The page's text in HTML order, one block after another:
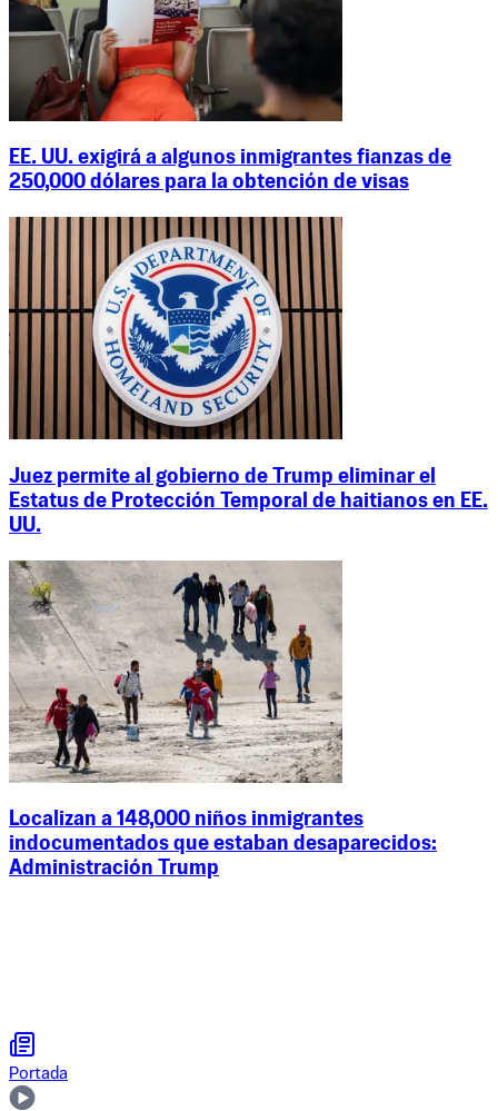
EE. UU. exigirá a algunos inmigrantes fianzas de
250,000 dólares para la obtención de visas
Juez permite al gobierno de Trump eliminar el
Estatus de Protección Temporal de haitianos en EE.
UU.
Localizan a 148,000 niños inmigrantes
indocumentados que estaban desaparecidos:
Administración Trump
Portada